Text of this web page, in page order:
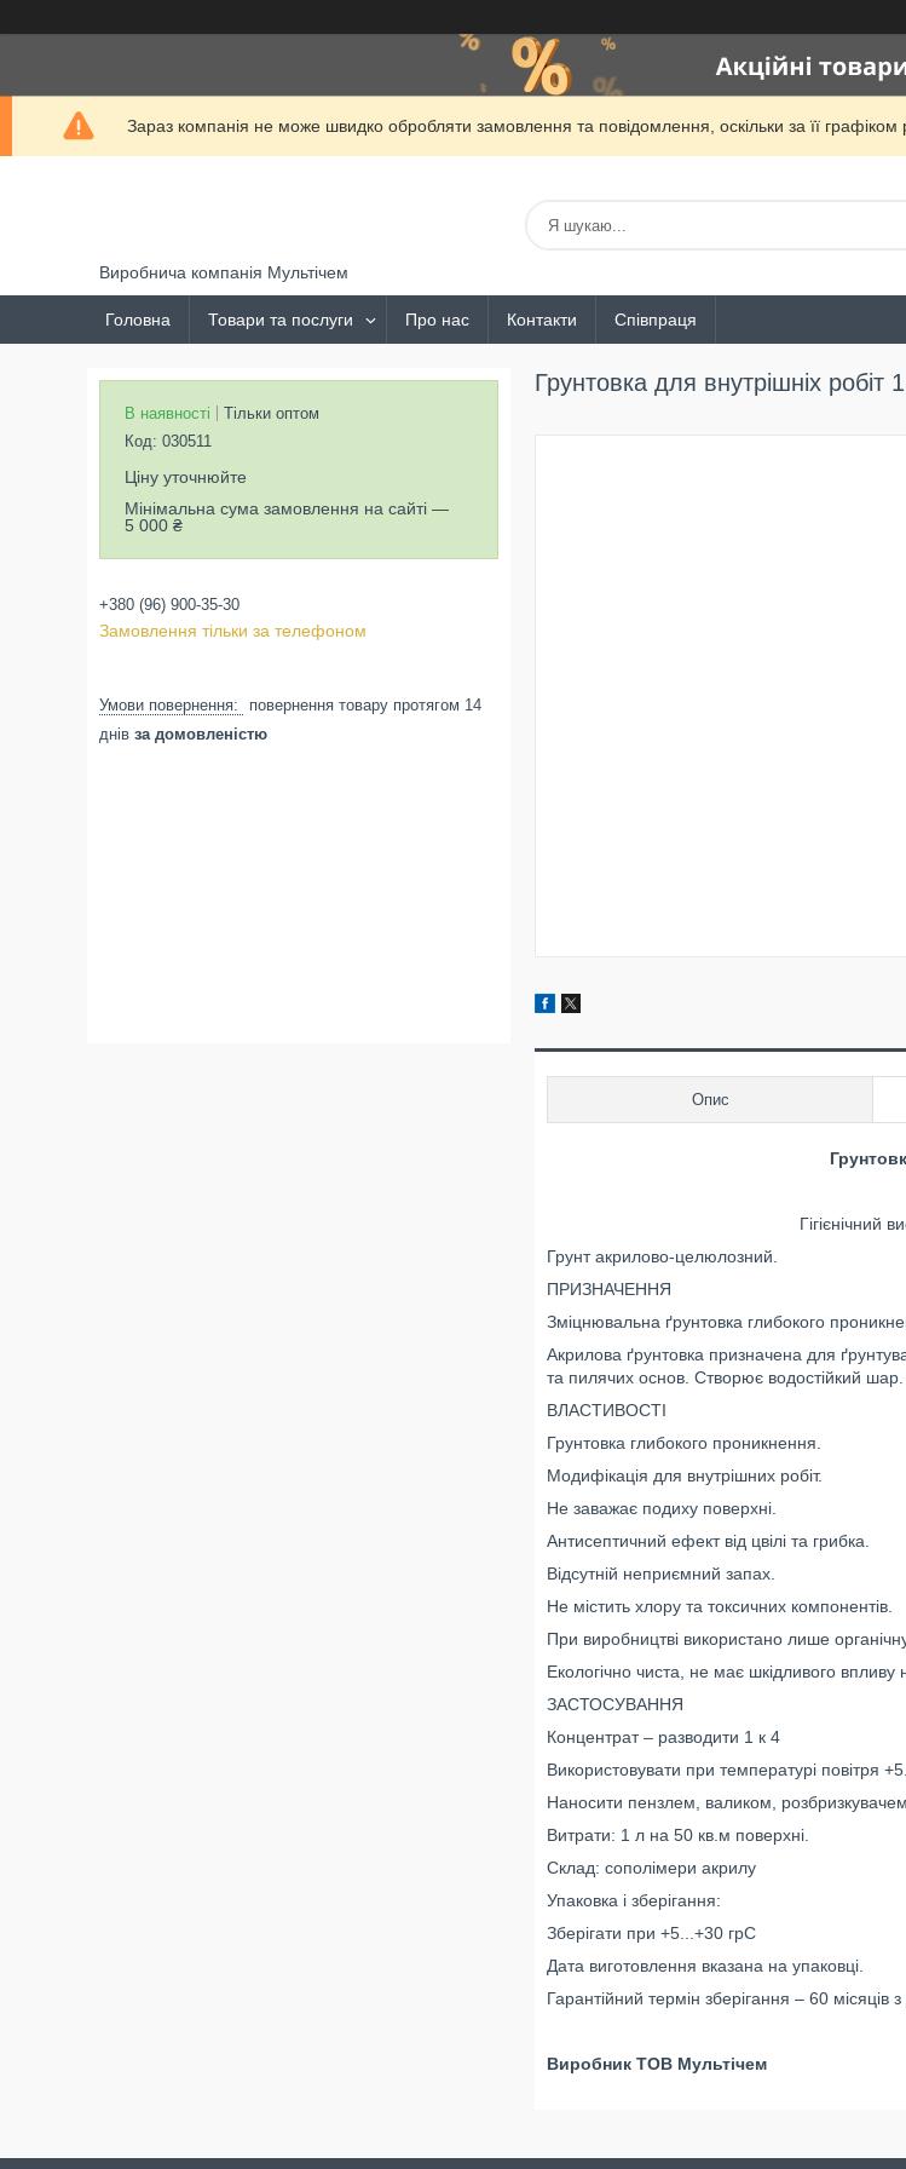
Зараз компанія не може швидко обробляти замовлення та повідомлення, оскільки за її
Виробнича компанія Мультічем
Головна Товари та послуги Про нас Контакти Співпраця
Грунтовка для внутрішніх
Опис
Грунт акрилово-целюлозний.
ПРИЗНАЧЕННЯ
Зміцнювальна ґрунтовка глибокого
Акрилова ґрунтовка призначена для
та пилячих основ. Створює водостійкий
ВЛАСТИВОСТІ
Грунтовка глибокого проникнення.
Модифікація для внутрішних робіт.
Не заважає подиху поверхні.
Антисептичний ефект від цвілі та грибка.
Відсутній неприємний запах.
Не містить хлору та токсичних компонентів.
При виробництві використано лише
Екологічно чиста, не має шкідливого впливу
ЗАСТОСУВАННЯ
Концентрат – разводити 1 к 4
Використовувати при температурі повітря
Наносити пензлем, валиком, розбризкувачем.
Витрати: 1 л на 50 кв.м поверхні.
Склад: сополімери акрилу
Упаковка і зберігання:
Зберігати при +5...+30 грС
Дата виготовлення вказана на упаковці.
Гарантійний термін зберігання – 60 місяців
Виробник ТОВ Мультічем
В наявності
Тільки оптом
Код: 030511
Ціну уточнюйте
Мінімальна сума замовлення на сайті —
5 000 ₴
+380 (96) 900-35-30
Замовлення тільки за телефоном
повернення товару протягом 14
днів за домовленістю